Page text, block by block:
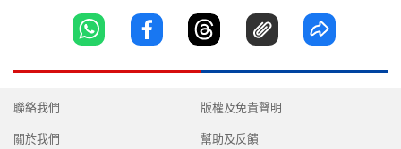
聯絡我們
關於我們
版權及免責聲明
幫助及反饋